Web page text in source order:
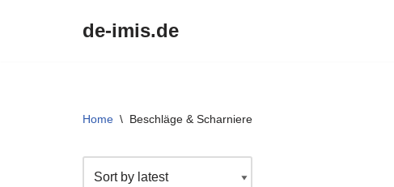
de-imis.de
Home \ Beschläge & Scharniere